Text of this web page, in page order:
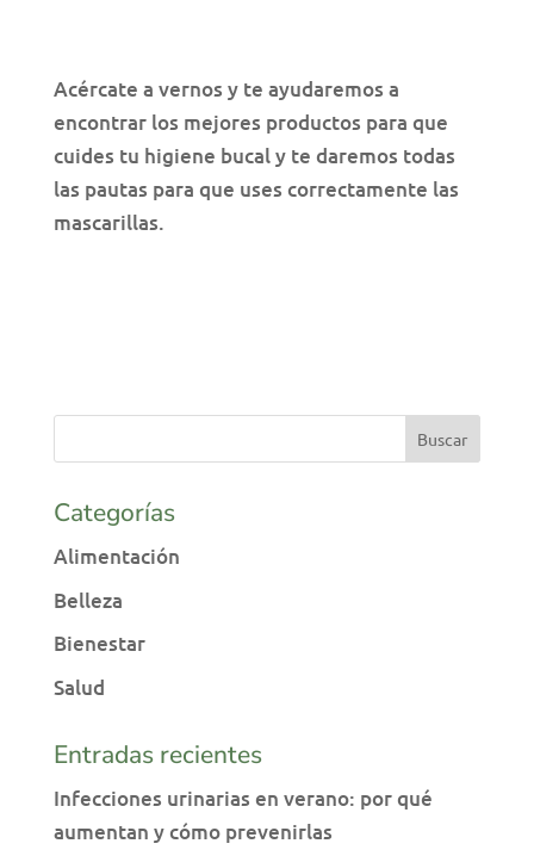
Acércate a vernos y te ayudaremos a
encontrar los mejores productos para que
cuides tu higiene bucal y te daremos todas
las pautas para que uses correctamente las
mascarillas.
Categorías
Alimentación
Belleza
Bienestar
Salud
Entradas recientes
Infecciones urinarias en verano: por qué
aumentan y cómo prevenirlas